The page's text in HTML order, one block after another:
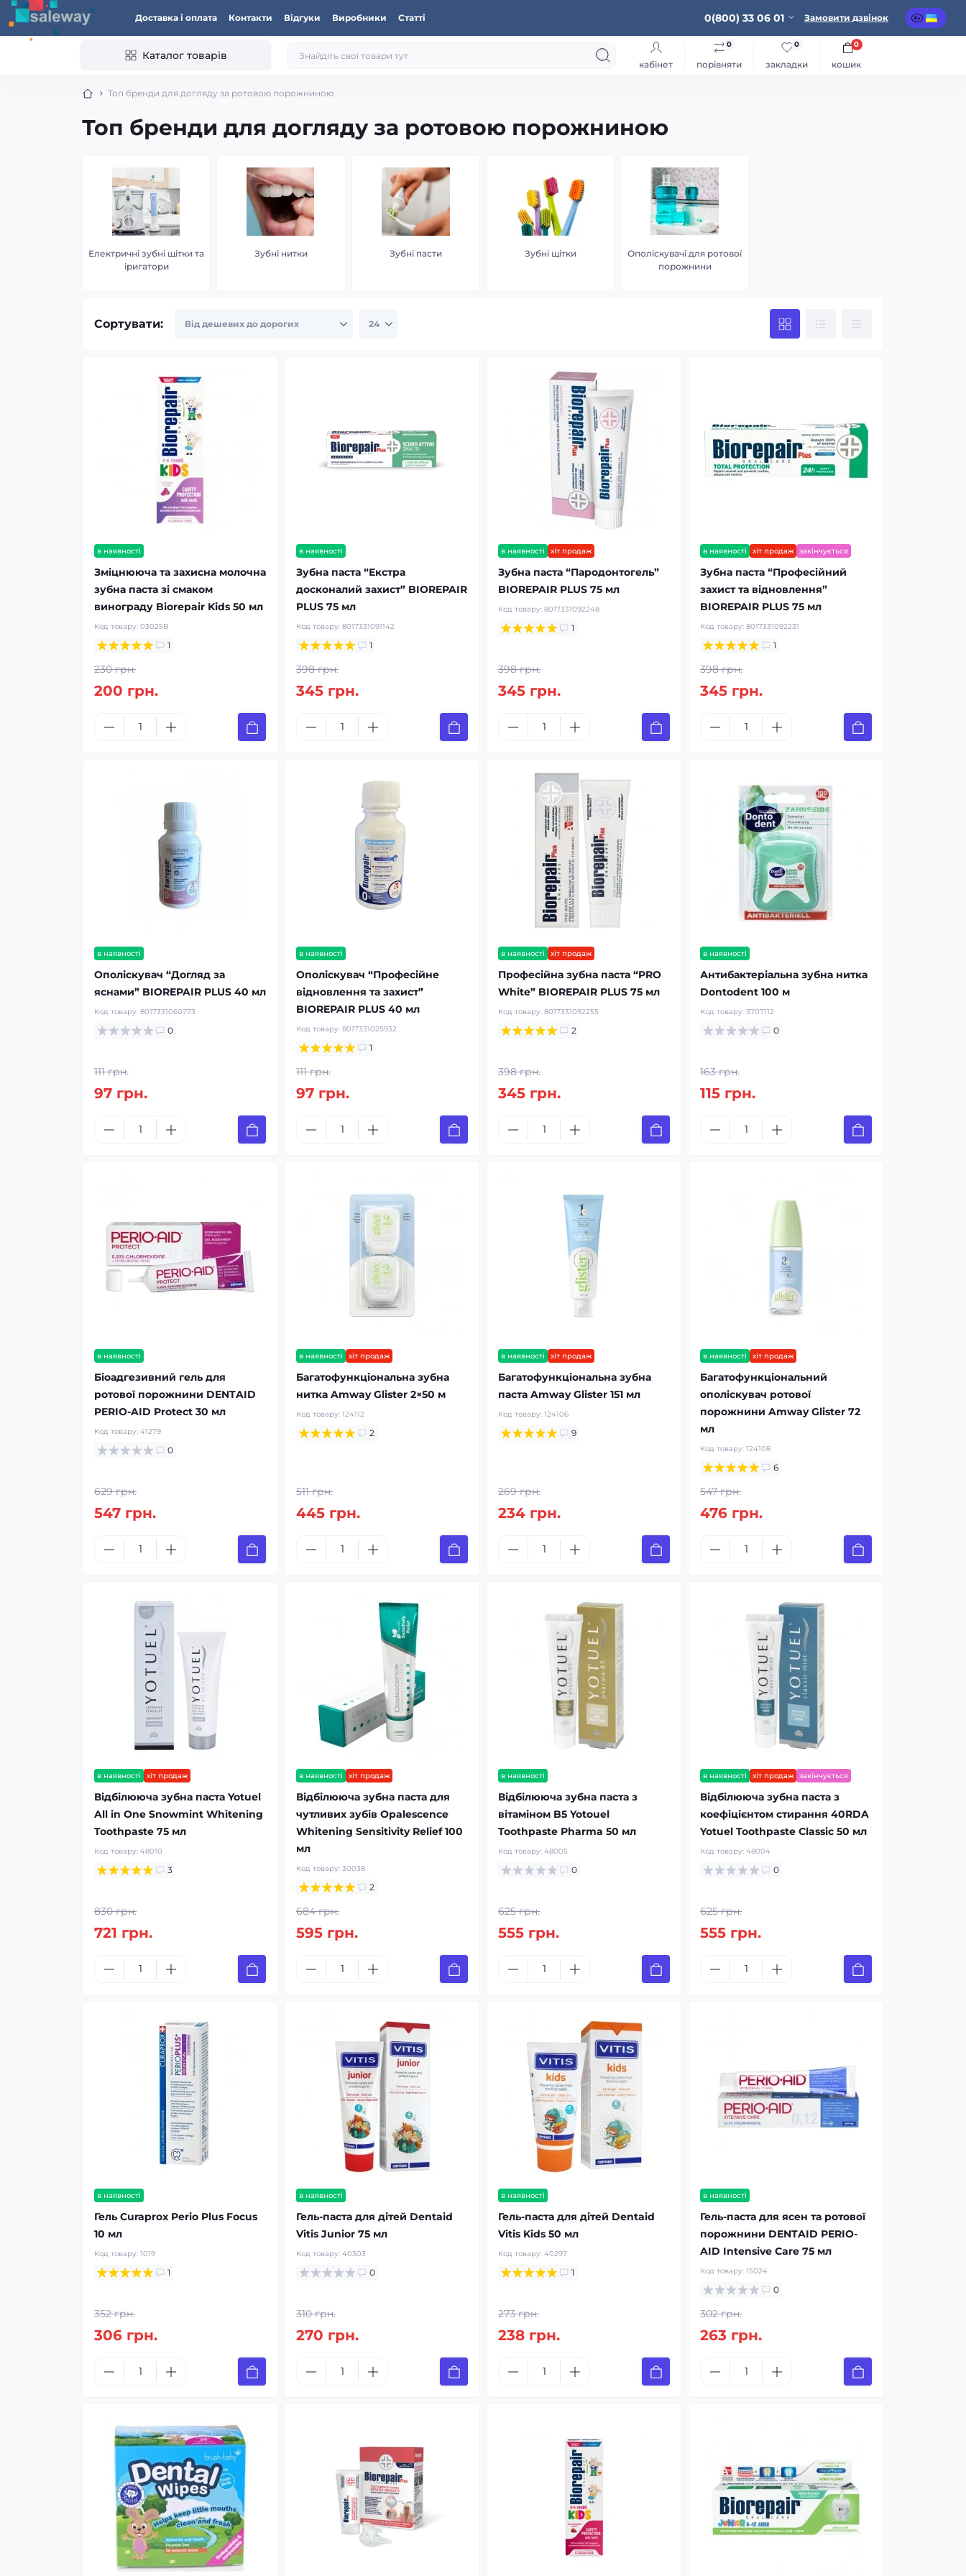
Доставка і оплата Контакти Відгуки Виробники Статті 0(800) 33 06 01 Замовити дзвінок
Каталог товарів
кабінет порівняти
0
закладки
0
кошик
0
Топ бренди для догляду за ротовою порожниною
Топ бренди для догляду за ротовою порожниною
Електричні зубні щітки та
іригатори
Зубні нитки Зубні пасти Зубні щітки
Ополіскувачі для ротової
порожнини
Сортувати:
в наявності
Зміцнююча та захисна молочна
зубна паста зі смаком
винограду Biorepair Kids 50 мл
Код товару: 03025B
1
230 грн.
200 грн.
в наявності
Зубна паста “Екстра
досконалий захист” BIOREPAIR
PLUS 75 мл
Код товару: 8017331091142
1
398 грн.
345 грн.
в наявності хіт продаж
Зубна паста “Пародонтогель”
BIOREPAIR PLUS 75 мл
Код товару: 8017331092248
1
398 грн.
345 грн.
в наявності хіт продаж закінчується
Зубна паста “Професійний
захист та відновлення”
BIOREPAIR PLUS 75 мл
Код товару: 8017331092231
1
398 грн.
345 грн.
в наявності
Ополіскувач “Догляд за
яснами” BIOREPAIR PLUS 40 мл
Код товару: 8017331060773
0
111 грн.
97 грн.
в наявності
Ополіскувач “Професійне
відновлення та захист”
BIOREPAIR PLUS 40 мл
Код товару: 8017331025932
1
111 грн.
97 грн.
в наявності хіт продаж
Професійна зубна паста “PRO
White” BIOREPAIR PLUS 75 мл
Код товару: 8017331092255
2
398 грн.
345 грн.
в наявності
Антибактеріальна зубна нитка
Dontodent 100 м
Код товару: 3707112
0
163 грн.
115 грн.
в наявності
Біоадгезивний гель для
ротової порожнини DENTAID
PERIO-AID Protect 30 мл
Код товару: 41279
0
629 грн.
547 грн.
в наявності хіт продаж
Багатофункціональна зубна
нитка Amway Glister 2×50 м
Код товару: 124112
2
511 грн.
445 грн.
в наявності хіт продаж
Багатофункціональна зубна
паста Amway Glister 151 мл
Код товару: 124106
9
269 грн.
234 грн.
в наявності хіт продаж
Багатофункціональний
ополіскувач ротової
порожнини Amway Glister 72
мл
Код товару: 124108
6
547 грн.
476 грн.
в наявності хіт продаж
Відбілююча зубна паста Yotuel
All in One Snowmint Whitening
Toothpaste 75 мл
Код товару: 48010
3
830 грн.
721 грн.
в наявності хіт продаж
Відбілююча зубна паста для
чутливих зубів Opalescence
Whitening Sensitivity Relief 100
мл
Код товару: 30038
2
684 грн.
595 грн.
в наявності
Відбілююча зубна паста з
вітаміном B5 Yotouel
Toothpaste Pharma 50 мл
Код товару: 48005
0
625 грн.
555 грн.
в наявності хіт продаж закінчується
Відбілююча зубна паста з
коефіцієнтом стирання 40RDA
Yotuel Toothpaste Classic 50 мл
Код товару: 48004
0
625 грн.
555 грн.
в наявності
Гель Curaprox Perio Plus Focus
10 мл
Код товару: 1019
1
352 грн.
306 грн.
в наявності
Гель-паста для дітей Dentaid
Vitis Junior 75 мл
Код товару: 40303
0
310 грн.
270 грн.
в наявності
Гель-паста для дітей Dentaid
Vitis Kids 50 мл
Код товару: 40297
1
273 грн.
238 грн.
в наявності
Гель-паста для ясен та ротової
порожнини DENTAID PERIO-
AID Intensive Care 75 мл
Код товару: 15024
0
302 грн.
263 грн.